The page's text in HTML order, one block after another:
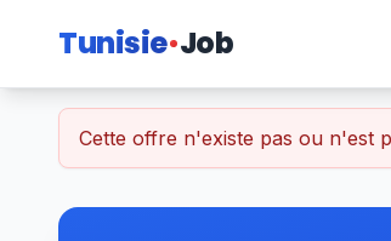
Tunisie Job
Cette offre n'existe pas ou n'est